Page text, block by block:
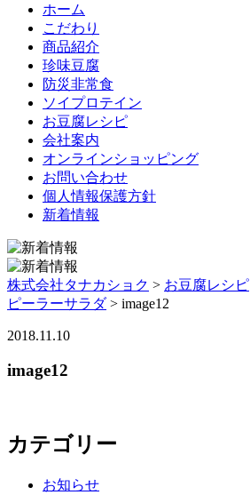
ホーム
こだわり
商品紹介
珍味豆腐
防災非常食
ソイプロテイン
お豆腐レシピ
会社案内
オンラインショッピング
お問い合わせ
個人情報保護方針
新着情報
株式会社タナカショク > お豆腐レシピ
ピーラーサラダ> image12
2018.11.10
image12
カテゴリー
お知らせ